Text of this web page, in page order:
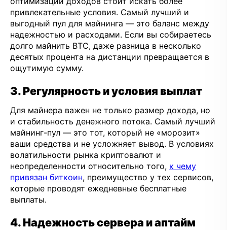
привлекательные условия. Самый лучший и
выгодный пул для майнинга — это баланс между
надежностью и расходами. Если вы собираетесь
долго майнить BTC, даже разница в несколько
десятых процента на дистанции превращается в
ощутимую сумму.
3. Регулярность и условия выплат
Для майнера важен не только размер дохода, но
и стабильность денежного потока. Самый лучший
майнинг-пул — это тот, который не «морозит»
ваши средства и не усложняет вывод. В условиях
волатильности рынка криптовалют и
неопределенности относительно того, к чему
привязан биткоин, преимущество у тех сервисов,
которые проводят ежедневные бесплатные
выплаты.
4. Надежность сервера и аптайм